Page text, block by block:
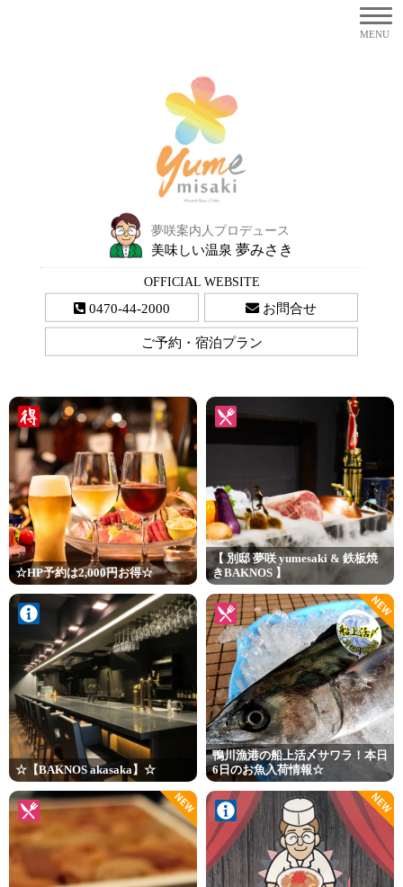
夢咲案内人プロデュース
美味しい温泉 夢みさき
OFFICIAL WEBSITE
0470-44-2000
お問合せ
ご予約・宿泊プラン
☆HP予約は2,000円お得☆
【 別邸 夢咲 yumesaki & 鉄板焼
きBAKNOS 】
☆【BAKNOS akasaka】☆
鴨川漁港の船上活〆サワラ！本日
6日のお魚入荷情報☆
NEW
NEW NEW